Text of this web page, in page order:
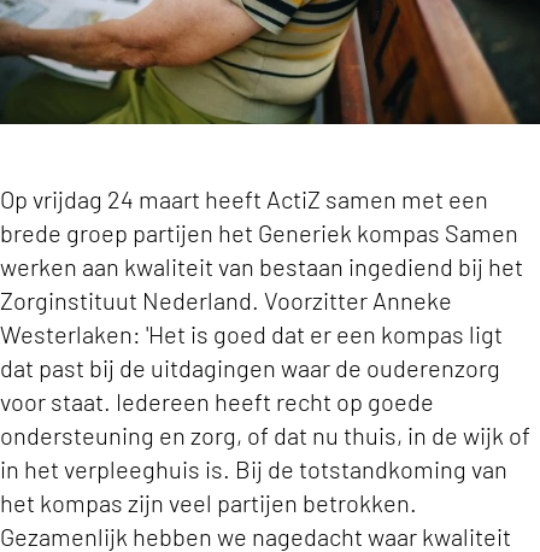
Op vrijdag 24 maart heeft ActiZ samen met een
brede groep partijen het Generiek kompas Samen
werken aan kwaliteit van bestaan ingediend bij het
Zorginstituut Nederland. Voorzitter Anneke
Westerlaken: 'Het is goed dat er een kompas ligt
dat past bij de uitdagingen waar de ouderenzorg
voor staat. Iedereen heeft recht op goede
ondersteuning en zorg, of dat nu thuis, in de wijk of
in het verpleeghuis is. Bij de totstandkoming van
het kompas zijn veel partijen betrokken.
Gezamenlijk hebben we nagedacht waar kwaliteit